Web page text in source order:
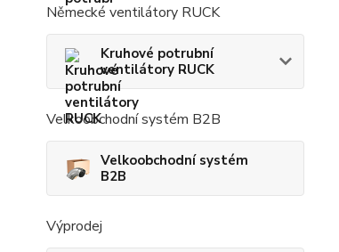
Německé ventilátory RUCK
Kruhové potrubní
ventilátory RUCK
Velkoobchodní systém B2B
Velkoobchodní systém
B2B
Výprodej